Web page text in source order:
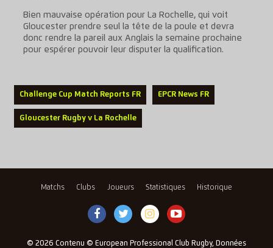
Bien mauvaise opération pour La Rochelle, qui voit
Gloucester prendre seul la tête de la poule et devra
donc rendre la pareil aux Anglais la semaine prochaine
pour espérer pouvoir leur disputer la qualification.
Challenge Cup Match Reports FR EPCR News FR
Gloucester Rugby v La Rochelle
Matchs Clubs Joueurs Statistiques Historique
© 2026 Contenu © European Professional Club Rugby, Données